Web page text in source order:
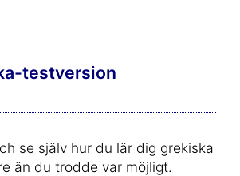
testversion
se själv hur du lär dig grekiska
än du trodde var möjligt.